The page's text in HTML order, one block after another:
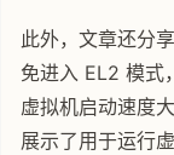
此外，文章还分
免进入 EL2 模式
虚拟机启动速度
展示了用于运行